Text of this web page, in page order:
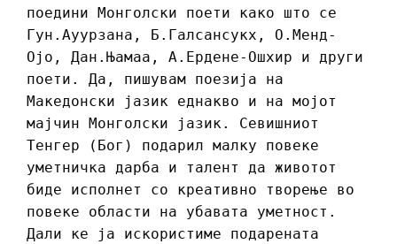
поедини Монголски поети како што се
Гун.Аyурзана, Б.Галсансукх, О.Менд-
Ојо, Дан.Њамаа, А.Ердене-Ошхир и други
поети. Да, пишувам поезија на
Македонски јазик еднакво и на мојот
мајчин Монголски јазик. Севишниот
Тенгер (Бог) подарил малку повеке
уметничка дарба и талент да животот
биде исполнет со креативно творење во
повеке области на убавата уметност.
Дали ке ја искористиме подарената